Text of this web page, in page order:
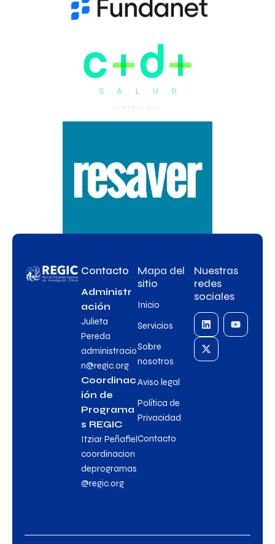
Contacto
Administr
ación
Julieta
Pereda
administracio
n@regic.org
Coordinac
ión de
Programa
s REGIC
Itziar Peñafiel
coordinacion
deprogramas
@regic.org
Mapa del
sitio
Inicio
Servicios
Sobre
nosotros
Aviso legal
Política de
Privacidad
Contacto
Nuestras
redes
sociales